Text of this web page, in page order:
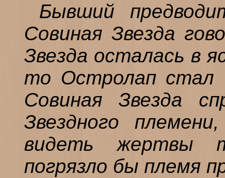
Бывший
Совиная Звезда
Звезда осталась в
то Остролап
Совиная Звезда
Звездного
видеть жертвы
погрязло бы племя